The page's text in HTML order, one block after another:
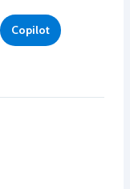
Copilot